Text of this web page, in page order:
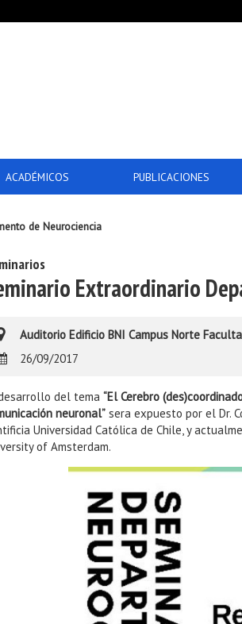
ACADÉMICOS PUBLICACIONES
de Neurociencia
Extraordinario
Auditorio Edificio BNI Campus Norte
26/09/2017
del tema “El Cerebro
neuronal”sera expuesto por el Dr.
Universidad Católica de Chile, y
of Amsterdam.